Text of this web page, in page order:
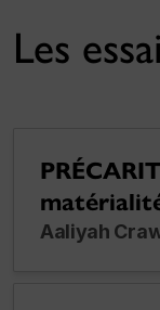
Les
Aaliyah